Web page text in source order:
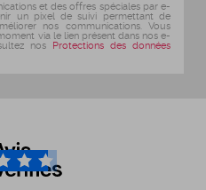
et des offres spéciales par e-
un pixel de suivi permettant de
nos communications. Vous
via le lien présent dans nos e-
nos Protections des données
/5